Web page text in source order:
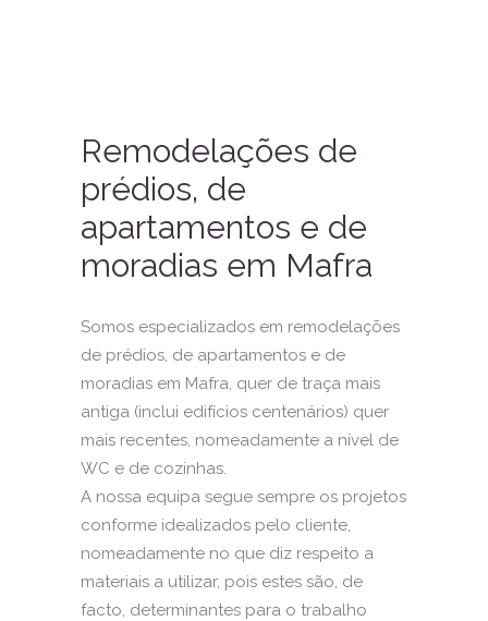
Remodelações de
prédios, de
apartamentos e de
moradias em Mafra
Somos especializados em remodelações
de prédios, de apartamentos e de
moradias em Mafra, quer de traça mais
antiga (inclui edifícios centenários) quer
mais recentes, nomeadamente a nível de
WC e de cozinhas.
A nossa equipa segue sempre os projetos
conforme idealizados pelo cliente,
nomeadamente no que diz respeito a
materiais a utilizar, pois estes são, de
facto, determinantes para o trabalho